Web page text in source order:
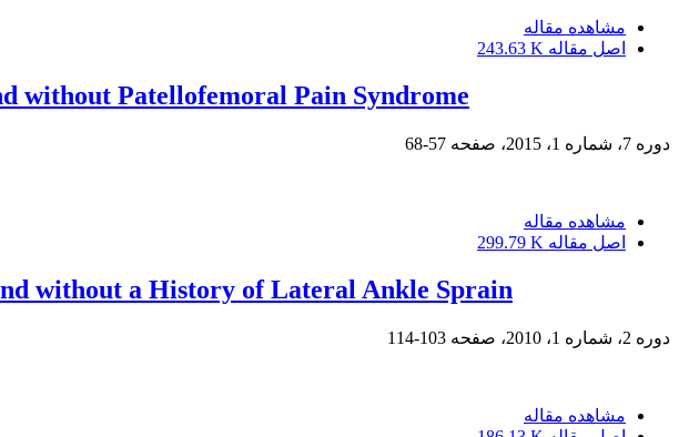
مشاهده مقاله
اصل مقاله 243.63 K
without Patellofemoral Pain Syndrome
دوره 7، شماره 1، 2015، صفحه 57-68
مشاهده مقاله
اصل مقاله 299.79 K
without a History of Lateral Ankle Sprain
دوره 2، شماره 1، 2010، صفحه 103-114
مشاهده مقاله